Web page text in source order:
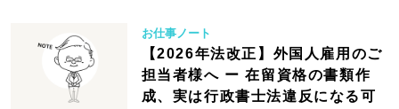
お仕事ノート
【2026年法改正】外国人雇用のご
担当者様へ ー 在留資格の書類作
成、実は行政書士法違反になる可